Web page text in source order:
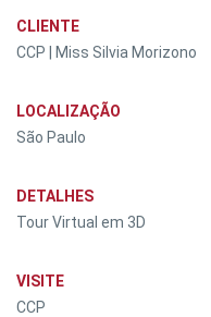
CLIENTE
CCP | Miss Silvia Morizono
LOCALIZAÇÃO
São Paulo
DETALHES
Tour Virtual em 3D
VISITE
CCP